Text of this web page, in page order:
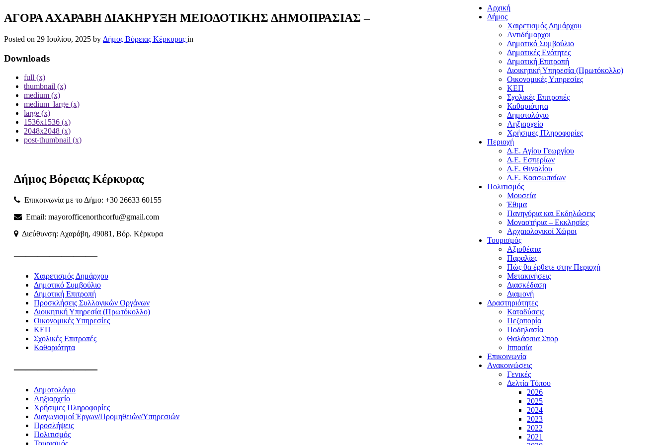
Αρχική
Δήμος
Χαιρετισμός Δημάρχου
Αντιδήμαρχοι
Δημοτικό Συμβούλιο
Δημοτικές Ενότητες
Δημοτική Επιτροπή
Διοικητική Υπηρεσία (Πρωτόκολλο)
Οικονομικές Υπηρεσίες
ΚΕΠ
Σχολικές Επιτροπές
Καθαριότητα
Δημοτολόγιο
Ληξιαρχείο
Χρήσιμες Πληροφορίες
Περιοχή
Δ.Ε. Αγίου Γεωργίου
Δ.Ε. Εσπερίων
Δ.Ε. Θιναλίου
Δ.Ε. Κασσωπαίων
Πολιτισμός
Μουσεία
Έθιμα
Πανηγύρια και Εκδηλώσεις
Μοναστήρια – Εκκλησίες
Αρχαιολογικοί Χώροι
Τουρισμός
Αξιοθέατα
Παραλίες
Πώς θα έρθετε στην Περιοχή
Μετακινήσεις
Διασκέδαση
Διαμονή
Δραστηριότητες
Καταδύσεις
Πεζοπορία
Ποδηλασία
Θαλάσσια Σπορ
Ιππασία
Επικοινωνία
Ανακοινώσεις
Γενικές
Δελτία Τύπου
2026
2025
2024
2023
2022
2021
ΑΓΟΡΑ ΑΧΑΡΑΒΗ ΔΙΑΚΗΡΥΞΗ ΜΕΙΟΔΟΤΙΚΗΣ ΔΗΜΟΠΡΑΣΙΑΣ –
Posted on 29 Ιουλίου, 2025 by Δήμος Βόρειας Κέρκυρας in
Downloads
full (x)
thumbnail (x)
medium (x)
medium_large (x)
large (x)
1536x1536 (x)
2048x2048 (x)
post-thumbnail (x)
Δήμος Βόρειας Κέρκυρας
Επικοινωνία με το Δήμο: +30 26633 60155
Email: mayorofficenorthcorfu@gmail.com
Διεύθυνση: Αχαράβη, 49081, Βόρ. Κέρκυρα
———————
Χαιρετισμός Δημάρχου
Δημοτικό Συμβούλιο
Δημοτική Επιτροπή
Προσκλήσεις Συλλογικών Οργάνων
Διοικητική Υπηρεσία (Πρωτόκολλο)
Οικονομικές Υπηρεσίες
ΚΕΠ
Σχολικές Επιτροπές
Καθαριότητα
———————
Δημοτολόγιο
Ληξιαρχείο
Χρήσιμες Πληροφορίες
Διαγωνισμοί Έργων/Προμηθειών/Υπηρεσιών
Προσλήψεις
Πολιτισμός
Τουρισμός